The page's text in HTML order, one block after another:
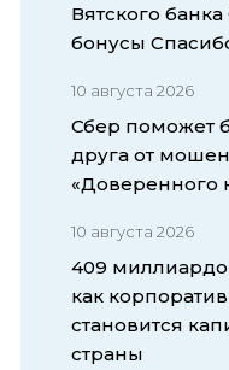
Вятского
бонусы
10 августа 2026
Сбер поможет
друга от
«Доверенного
10 августа 2026
409
как
становится
страны